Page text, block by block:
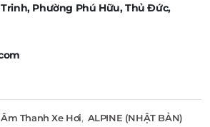
Phường Phú Hữu, Thủ Đức,
Thanh Xe Hơi, ALPINE (NHẬT BẢN)